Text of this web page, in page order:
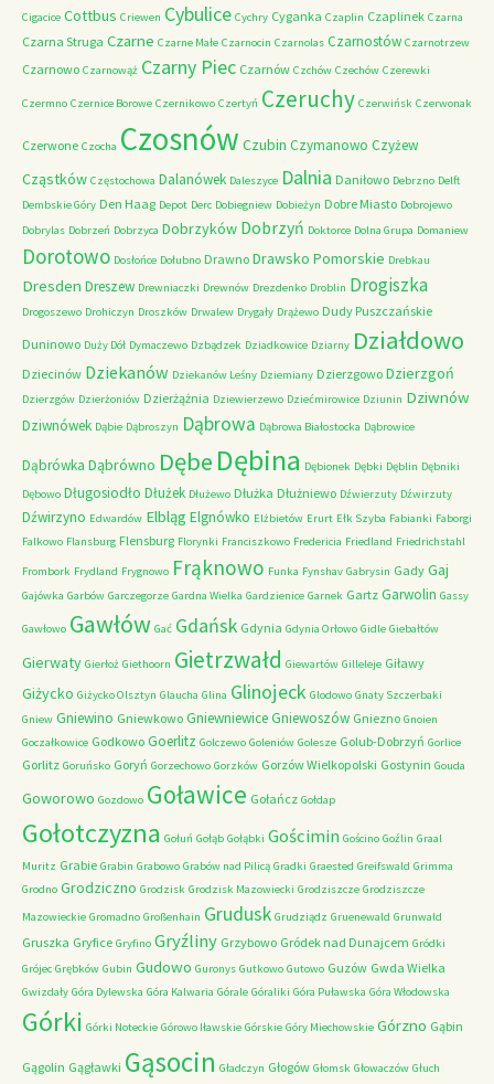
Cigacice Cottbus Criewen Cybulice Cychry Cyganka Czaplin Czaplinek Czarna
Czarna Struga Czarne Czarne Małe Czarnocin Czarnolas Czarnostów Czarnotrzew
Czarnowo Czarnowąż Czarny Piec Czarnów Czchów Czechów Czerewki
Czermno Czernice Borowe Czernikowo Czertyń Czeruchy Czerwińsk Czerwonak
Czerwone Czocha Czosnów Czubin Czymanowo Czyżew
Cząstków Częstochowa Dalanówek Daleszyce Dalnia Daniłowo Debrzno Delft
Dembskie Góry Den Haag Depot Derc Dobiegniew Dobieżyn Dobre Miasto Dobrojewo
Dobrylas Dobrzeń Dobrzyca Dobrzyków Dobrzyń Doktorce Dolna Grupa Domaniew
Dorotowo Dosłońce Dołubno Drawno Drawsko Pomorskie Drebkau
Dresden Dreszew Drewniaczki Drewnów Drezdenko Droblin Drogiszka
Drogoszewo Drohiczyn Droszków Drwalew Drygały Drążewo Dudy Puszczańskie
Duninowo Duży Dół Dymaczewo Dzbądzek Dziadkowice Dziarny Działdowo
Dziecinów Dziekanów Dziekanów Leśny Dziemiany Dzierzgowo Dzierzgoń
Dzierzgów Dzierżoniów Dzierżążnia Dziewierzewo Dziećmirowice Dziunin Dziwnów
Dziwnówek Dąbie Dąbroszyn Dąbrowa Dąbrowa Białostocka Dąbrowice
Dąbrówka Dąbrówno Dębe Dębina Dębionek Dębki Dęblin Dębniki
Dębowo Długosiodło Dłużek Dłużewo Dłużka Dłużniewo Dźwierzuty Dźwirzuty
Dźwirzyno Edwardów Elbląg Elgnówko Elżbietów Erurt Ełk Szyba Fabianki Faborgi
Falkowo Flansburg Flensburg Florynki Franciszkowo Fredericia Friedland Friedrichstahl
Frombork Frydland Frygnowo Frąknowo Funka Fynshav Gabrysin Gady Gaj
Gajówka Garbów Garczegorze Gardna Wielka Gardzienice Garnek Gartz Garwolin Gassy
Gawłowo Gawłów Gać Gdańsk Gdynia Gdynia Orłowo Gidle Giebałtów
Gierwaty Gierłoż Giethoorn Gietrzwałd Giewartów Gilleleje Giławy
Giżycko Giżycko Olsztyn Glaucha Glina Glinojeck Glodowo Gnaty Szczerbaki
Gniew Gniewino Gniewkowo GniewniewiceGniewoszów Gniezno Gnoien
Goczałkowice Godkowo Goerlitz Golczewo Goleniów Golesze Golub-Dobrzyń Gorlice
Gorlitz Goruńsko Goryń Gorzechowo Gorzków Gorzów Wielkopolski Gostynin Gouda
Goworowo Gozdowo Goławice Gołańcz Gołdap
Gołotczyzna Gołuń Gołąb Gołąbki Gościmin Gościno Goźlin Graal
Muritz Grabie Grabin Grabowo Grabów nad Pilicą Gradki Graested Greifswald Grimma
Grodno Grodziczno Grodzisk Grodzisk Mazowiecki Grodziszcze Grodziszcze
Mazowieckie Gromadno Großenhain Grudusk Grudziądz Gruenewald Grunwald
Gruszka Gryfice Gryfino Gryźliny Grzybowo Gródek nad Dunajcem Gródki
Grójec Grębków Gubin Gudowo Guronys Gutkowo Gutowo Guzów Gwda Wielka
Gwizdały Góra Dylewska Góra Kalwaria Górale Góraliki Góra Puławska Góra Włodowska
Górki Górki Noteckie Górowo Iławskie Górskie Góry Miechowskie Górzno Gąbin
Gągolin Gągławki Gąsocin Gładczyn Głogów Głomsk Głowaczów Głuch